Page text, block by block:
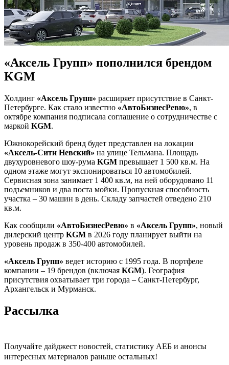
«Аксель Групп» пополнился брендом
KGM
Холдинг «Аксель Групп» расширяет присутствие в Санкт-
Петербурге. Как стало известно «АвтоБизнесРевю», в
октябре компания подписала соглашение о сотрудничестве с
маркой KGM.
Южнокорейский бренд будет представлен на локации
«Аксель-Сити Невский» на улице Тельмана. Площадь
двухуровневого шоу-рума KGM превышает 1 500 кв.м. На
одном этаже могут экспонироваться 10 автомобилей.
Сервисная зона занимает 1 400 кв.м, на ней оборудовано 11
подъемников и два поста мойки. Пропускная способность
участка – 30 машин в день. Складу запчастей отведено 210
кв.м.
Как сообщили «АвтоБизнесРевю» в «Аксель Групп», новый
дилерский центр KGM в 2026 году планирует выйти на
уровень продаж в 350-400 автомобилей.
«Аксель Групп» ведет историю с 1995 года. В портфеле
компании – 19 брендов (включая KGM). География
присутствия охватывает три города – Санкт-Петербург,
Архангельск и Мурманск.
Рассылка
Получайте дайджест новостей, статистику АЕБ и анонсы
интересных материалов раньше остальных!